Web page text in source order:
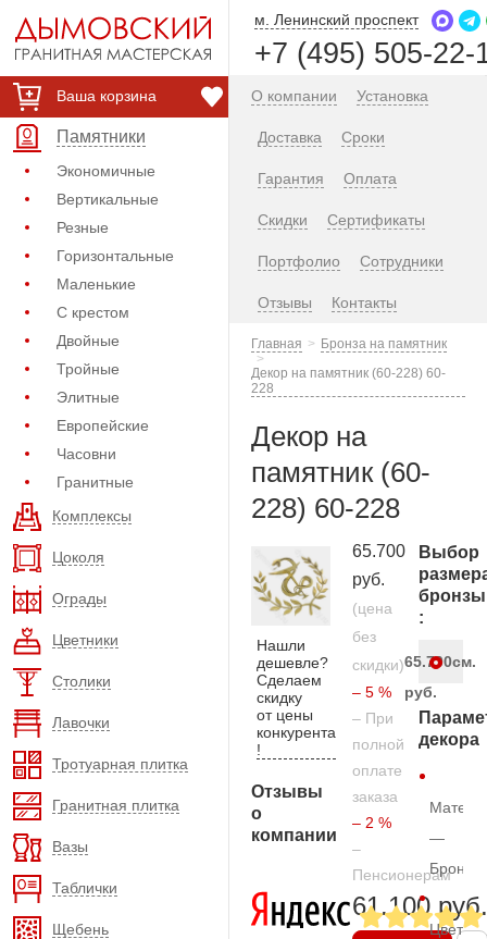
Ваша корзина
Памятники
Экономичные
Вертикальные
Резные
Горизонтальные
Маленькие
С крестом
Двойные
Тройные
Элитные
Европейские
Часовни
Гранитные
Комплексы
Цоколя
Ограды
Цветники
Столики
Лавочки
Тротуарная плитка
Гранитная плитка
Вазы
Таблички
Щебень
м. Ленинский проспект
+7 (495) 505-22-
О компании Установка
Доставка Сроки
Гарантия Оплата
Скидки Сертификаты
Портфолио Сотрудники
Отзывы Контакты
Главная
Бронза на памятник
Декор на памятник (60-228) 60-
228
Декор на
памятник (60-
228) 60-228
Нашли
дешевле?
Сделаем
скидку
от цены
конкурента
!
Отзывы
о
компании
65.700
руб.
(цена
без
скидки)
– 5 %
– При
полной
оплате
заказа
– 2 %
–
Пенсионерам
61.100 руб.
Выбор
бронзы
:
65.700
руб.
см.
декора
—
Бронза
Цвет